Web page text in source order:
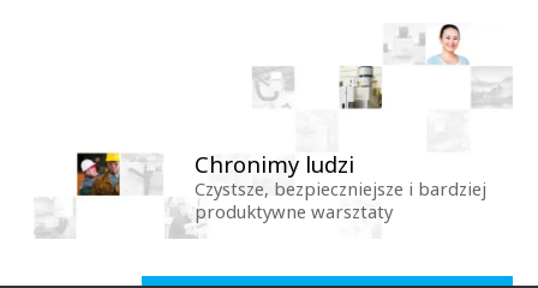
Chronimy ludzi
Czystsze, bezpieczniejsze i bardziej
produktywne warsztaty